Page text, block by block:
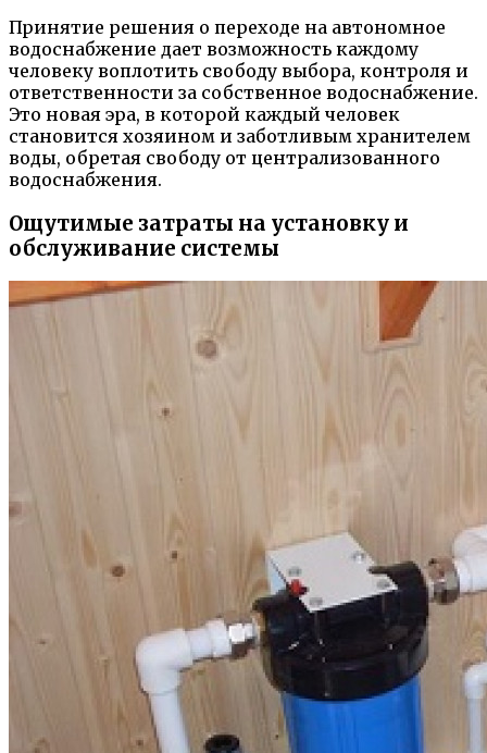
Принятие решения о переходе на автономное
водоснабжение дает возможность каждому
человеку воплотить свободу выбора, контроля и
ответственности за собственное водоснабжение.
Это новая эра, в которой каждый человек
становится хозяином и заботливым хранителем
воды, обретая свободу от централизованного
водоснабжения.
Ощутимые затраты на установку и
обслуживание системы